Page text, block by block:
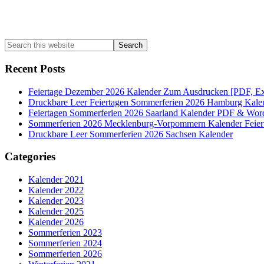
Search
this
website
Recent Posts
Feiertage Dezember 2026 Kalender Zum Ausdrucken [PDF,
Druckbare Leer Feiertagen Sommerferien 2026 Hamburg
Feiertagen Sommerferien 2026 Saarland Kalender PDF &
Sommerferien 2026 Mecklenburg-Vorpommern Kalender
Druckbare Leer Sommerferien 2026 Sachsen Kalender
Categories
Kalender 2021
Kalender 2022
Kalender 2023
Kalender 2025
Kalender 2026
Sommerferien 2023
Sommerferien 2024
Sommerferien 2026